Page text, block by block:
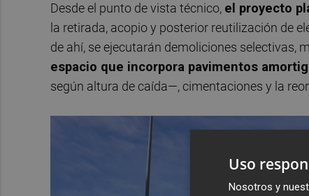
Desde el punto de vista técnico, el proyecto
la retirada, acopio y posterior reutilización de
de ahí, se ejecutarán demoliciones selectivas,
espacio que incorpora pavimentos
según altura de caída—, cimentaciones y la
Uso
Nosotros y